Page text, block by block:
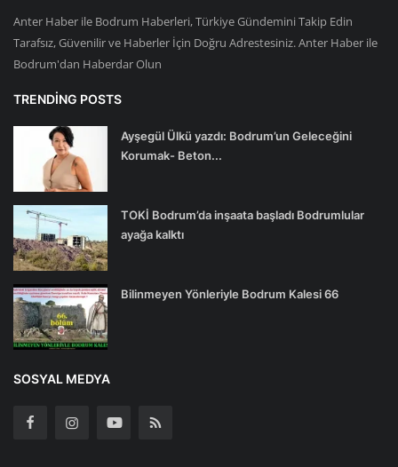
Anter Haber ile Bodrum Haberleri, Türkiye Gündemini Takip Edin
Tarafsız, Güvenilir ve Haberler İçin Doğru Adrestesiniz. Anter Haber ile
Bodrum'dan Haberdar Olun
TRENDING POSTS
Ayşegül Ülkü yazdı: Bodrum’un Geleceğini
Korumak- Beton...
TOKİ Bodrum’da inşaata başladı Bodrumlular
ayağa kalktı
Bilinmeyen Yönleriyle Bodrum Kalesi 66
SOSYAL MEDYA